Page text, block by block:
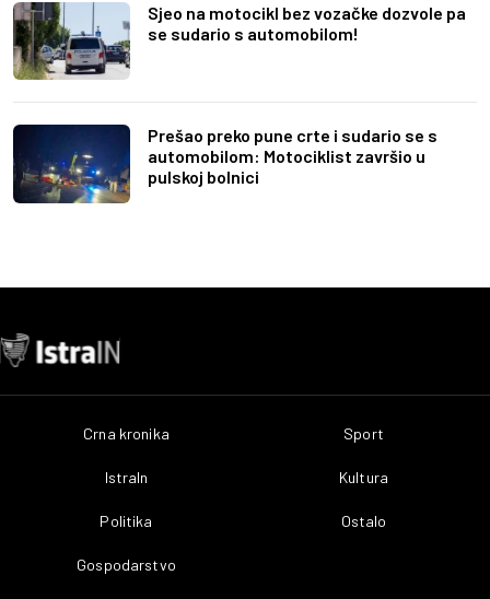
Sjeo na motocikl bez vozačke dozvole pa
se sudario s automobilom!
Prešao preko pune crte i sudario se s
automobilom: Motociklist završio u
pulskoj bolnici
Crna kronika
IstraIn
Politika
Gospodarstvo
Sport
Kultura
Ostalo